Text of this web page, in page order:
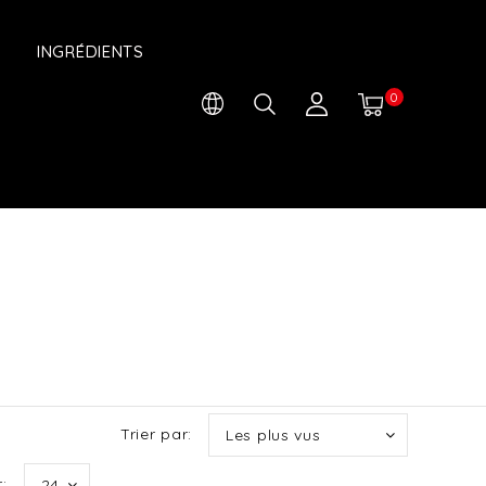
INGRÉDIENTS
0
Trier par: Les plus vus